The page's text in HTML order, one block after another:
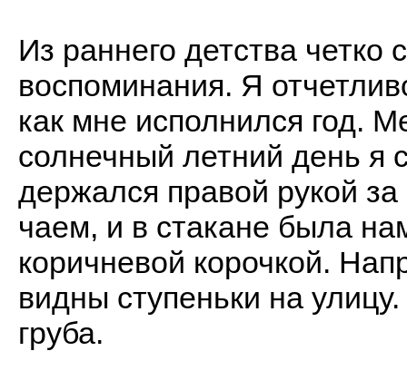
Из раннего детства четко
воспоминания. Я
как мне исполнился год.
солнечный летний день я
держался правой рукой за
чаем, и в стакане была
коричневой корочкой.
видны ступеньки на
груба.